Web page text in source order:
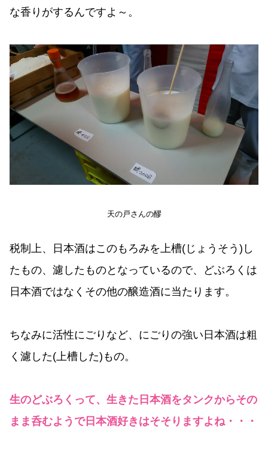
な香りがするんですよ～。
天の戸さんの醪
税制上、日本酒はこのもろみを上槽(じょうそう)し
たもの、濾したものとなっているので、どぶろくは
日本酒ではなくその他の醸造酒に当たります。
ちなみに活性にごりなど、にごりの強い日本酒は粗
く濾した(上槽した)もの。
生のどぶろくって、生きた日本酒をタンクからその
まま呑むようで日本酒好きはそそりますよね・・・